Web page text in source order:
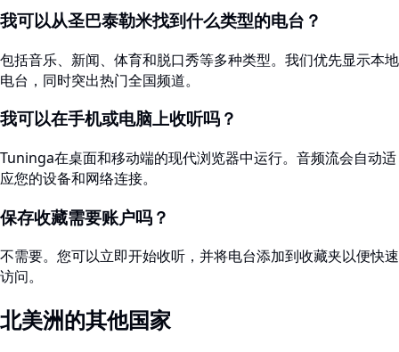
我可以从圣巴泰勒米找到什么类型的电台？
包括音乐、新闻、体育和脱口秀等多种类型。我们优先显示本地
电台，同时突出热门全国频道。
我可以在手机或电脑上收听吗？
Tuninga在桌面和移动端的现代浏览器中运行。音频流会自动适
应您的设备和网络连接。
保存收藏需要账户吗？
不需要。您可以立即开始收听，并将电台添加到收藏夹以便快速
访问。
北美洲的其他国家